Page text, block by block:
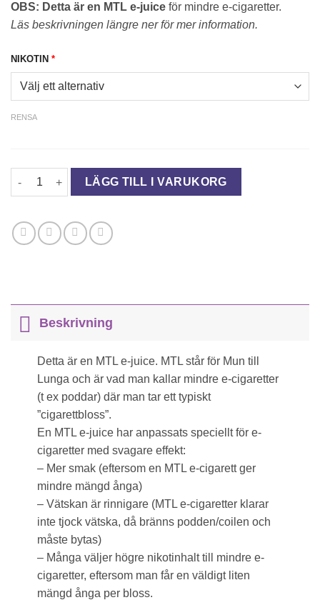
OBS: Detta är en MTL e-juice för mindre e-cigaretter.
Läs beskrivningen längre ner för mer information.
NIKOTIN *
RENSA
MTL E-JUICE - PEACH RINGS mängd
LÄGG TILL I VARUKORG
Beskrivning
Detta är en MTL e-juice. MTL står för Mun till
Lunga och är vad man kallar mindre e-cigaretter
(t ex poddar) där man tar ett typiskt
”cigarettbloss”.
En MTL e-juice har anpassats speciellt för e-
cigaretter med svagare effekt:
– Mer smak (eftersom en MTL e-cigarett ger
mindre mängd ånga)
– Vätskan är rinnigare (MTL e-cigaretter klarar
inte tjock vätska, då bränns podden/coilen och
måste bytas)
– Många väljer högre nikotinhalt till mindre e-
cigaretter, eftersom man får en väldigt liten
mängd ånga per bloss.